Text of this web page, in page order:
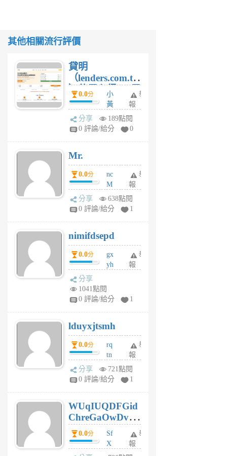
其他相關流行評價
貸明
（lenders.com.tw
）使用心得 — 民
間貸款比較平台
體驗
0.0分
小
黃
蜂
1
舉
報
分享
189點閱
0 評論/給分
0
Mr.
0.0分
nc
M
U
F
U
5
個
月
舉
報
分享
638點閱
0 評論/給分
1
nimifdsepd
0.0分
gx
yh
jl
月
前
舉
報
分享
1041點閱
0 評論/給分
1
lduyxjtsmh
0.0分
rq
tn
jt
gl
個
月
前
舉
報
分享
721點閱
0 評論/給分
1
WUqIUQDFGid
ChreGaOwDv
dY0.0分
Sf
X
Pe
舉
報